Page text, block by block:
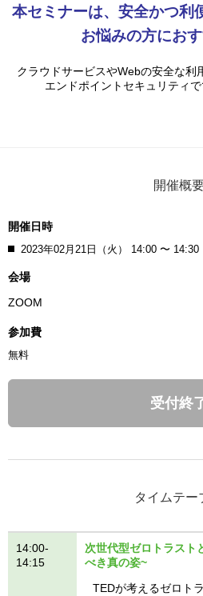
本セミナーは、安全かつ利
お悩みの方におす
クラウドサービスやWebの安全な利
エンドポイントセキュリティ
開催概
開催日時
2023年02月21日（火） 14:00 〜 14:30
会場
ZOOM
参加費
無料
受付終
タイムテー
14:00-
14:15
次世代型ゼロトラス
べき真の姿~
TEDが考えるゼロト